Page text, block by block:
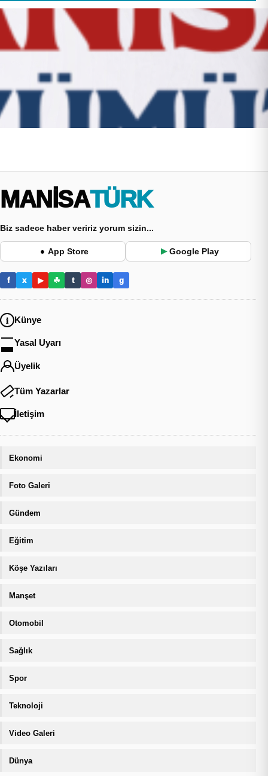
MANİSA TÜRK
Biz sadece haber veririz yorum sizin...
● App Store ▶ Google Play
f x ▶ ☘ t ◎ in g
Künye
Yasal Uyarı
Üyelik
Tüm Yazarlar
İletişim
Ekonomi
Foto Galeri
Gündem
Eğitim
Köşe Yazıları
Manşet
Otomobil
Sağlık
Spor
Teknoloji
Video Galeri
Dünya